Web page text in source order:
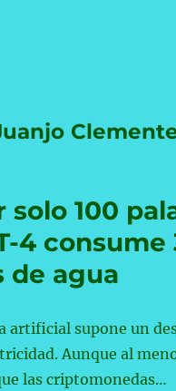
solo 100
4 consume
de agua
artificial supone un
Aunque al
las criptomonedas…